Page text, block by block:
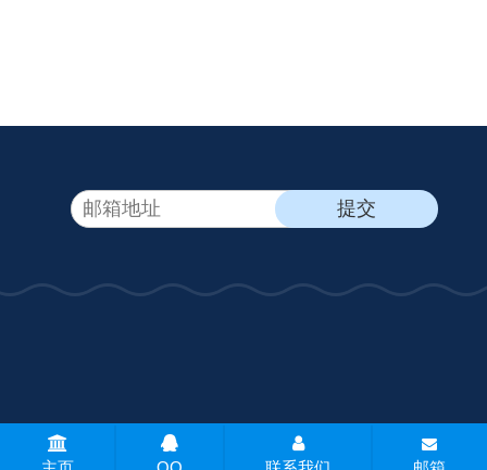
CopyRight © 2026 - 常州万泰天平仪器有限公司 版权所有 网站地